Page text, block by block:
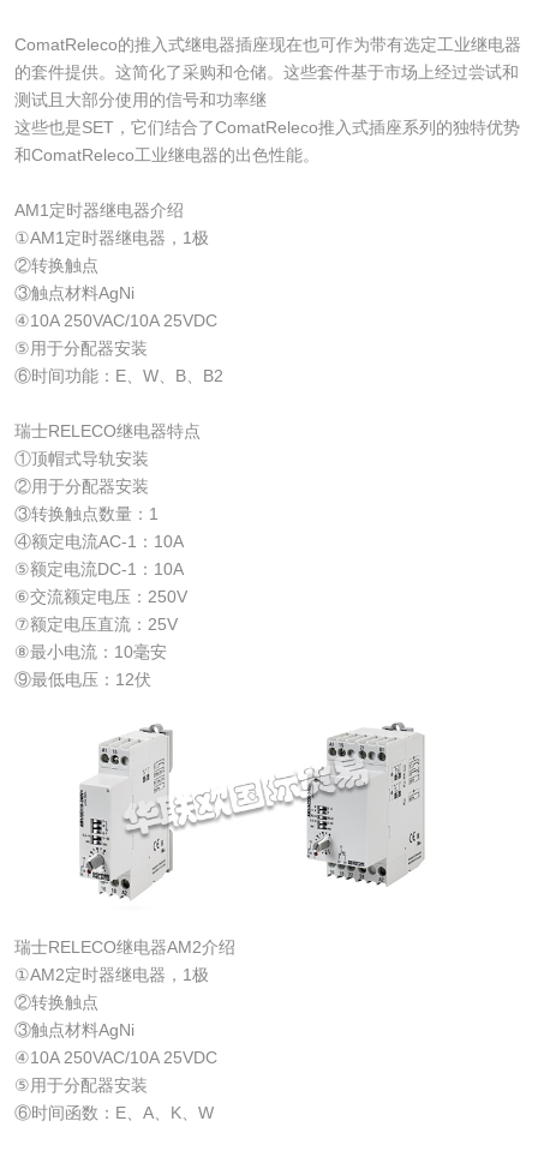
ComatReleco的推入式继电器插座现在也可作为带有选定工业继电器
的套件提供。这简化了采购和仓储。这些套件基于市场上经过尝试和
测试且大部分使用的信号和功率继
这些也是SET，它们结合了ComatReleco推入式插座系列的独特优势
和ComatReleco工业继电器的出色性能。
AM1定时器继电器介绍
①AM1定时器继电器，1极
②转换触点
③触点材料AgNi
④10A 250VAC/10A 25VDC
⑤用于分配器安装
⑥时间功能：E、W、B、B2
瑞士RELECO继电器特点
①顶帽式导轨安装
②用于分配器安装
③转换触点数量：1
④额定电流AC-1：10A
⑤额定电流DC-1：10A
⑥交流额定电压：250V
⑦额定电压直流：25V
⑧最小电流：10毫安
⑨最低电压：12伏
瑞士RELECO继电器AM2介绍
①AM2定时器继电器，1极
②转换触点
③触点材料AgNi
④10A 250VAC/10A 25VDC
⑤用于分配器安装
⑥时间函数：E、A、K、W